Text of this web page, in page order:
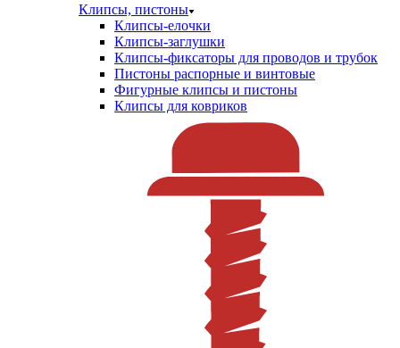
Клипсы, пистоны
Клипсы-елочки
Клипсы-заглушки
Клипсы-фиксаторы для проводов и трубок
Пистоны распорные и винтовые
Фигурные клипсы и пистоны
Клипсы для ковриков